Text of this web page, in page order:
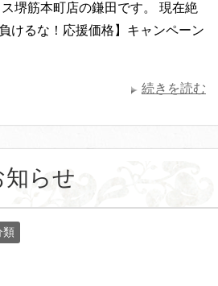
堺筋本町店の鎌田です。 現在絶
けるな！応援価格】キャンペーン
続きを読む
知らせ
類